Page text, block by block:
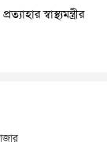
স্বাস্থ্যমন্ত্রীর